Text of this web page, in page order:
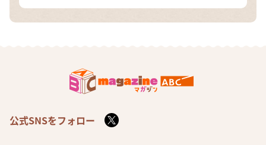
公式SNSをフォロー